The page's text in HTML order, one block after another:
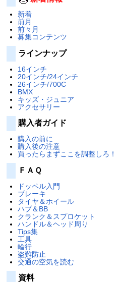
新着
前月
前々月
募集コンテンツ
ラインナップ
16インチ
20インチ/24インチ
26インチ/700C
BMX
キッズ・ジュニア
アクセサリー
購入者ガイド
購入の前に
購入後の注意
買ったらまずここを調整しろ！
ＦＡＱ
ドッペル入門
ブレーキ
タイヤ＆ホイール
ハブ＆BB
クランク＆スプロケット
ハンドル＆ヘッド周り
Tips集
工具
輪行
盗難防止
交通の空気を読む
資料